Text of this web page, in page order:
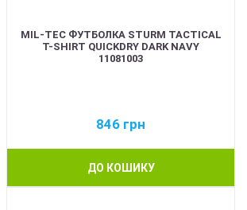
MIL-TEC ФУТБОЛКА STURM TACTICAL
T-SHIRT QUICKDRY DARK NAVY
11081003
846 грн
ДО КОШИКУ